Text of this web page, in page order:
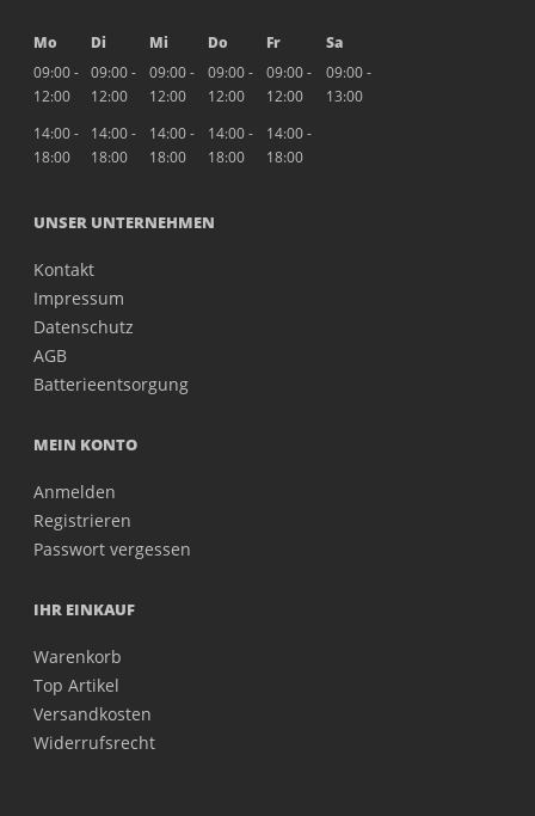
Mo Di Mi Do Fr
Sa
09:00 -
12:00
09:00 -
12:00
09:00 -
12:00
09:00 -
12:00
09:00 -
12:00
09:00 -
13:00
14:00 -
18:00
14:00 -
18:00
14:00 -
18:00
14:00 -
18:00
14:00 -
18:00
UNSER UNTERNEHMEN
Kontakt
Impressum
Datenschutz
AGB
Batterieentsorgung
MEIN KONTO
Anmelden
Registrieren
Passwort vergessen
IHR EINKAUF
Warenkorb
Top Artikel
Versandkosten
Widerrufsrecht